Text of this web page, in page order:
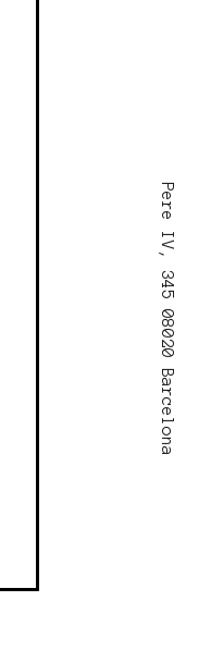
Pere IV, 345 08020 Barcelona